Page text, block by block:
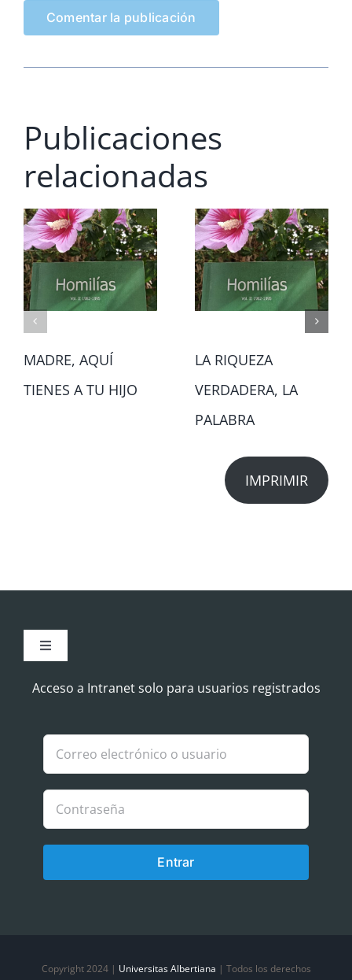
Publicaciones
relacionadas
MADRE, AQUÍ
TIENES A TU HIJO
LA RIQUEZA
VERDADERA, LA
PALABRA
IMPRIMIR
Toggle
Aviso Legal
Política de Cookies
Política de privacidad
Acceso a Intranet solo para usuarios registrados
Entrar
Copyright 2024 | Universitas Albertiana | Todos los derechos